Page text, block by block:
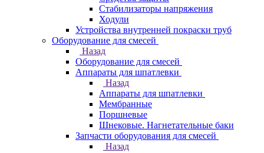
Стабилизаторы напряжения
Ходули
Устройства внутренней покраски труб
Оборудование для смесей
Назад
Оборудование для смесей
Аппараты для шпатлевки
Назад
Аппараты для шпатлевки
Мембранные
Поршневые
Шнековые. Нагнетательные баки
Запчасти оборудования для смесей
Назад